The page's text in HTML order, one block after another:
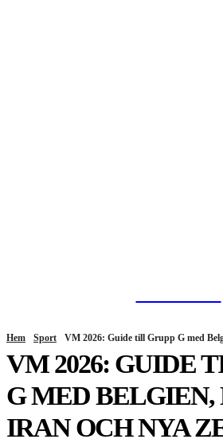
Hem Sport VM 2026: Guide till Grupp G med
VM 2026: GUIDE
G MED BELGIEN,
IRAN OCH NYA